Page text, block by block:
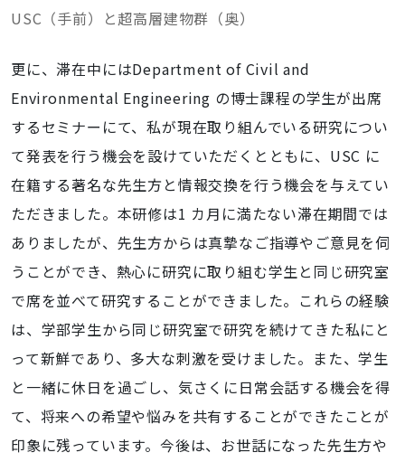
USC（手前）と超高層建物群（奥）
更に、滞在中にはDepartment of Civil and
Environmental Engineering の博士課程の学生が出席
するセミナーにて、私が現在取り組んでいる研究につい
て発表を行う機会を設けていただくとともに、USC に
在籍する著名な先生方と情報交換を行う機会を与えてい
ただきました。本研修は1 カ月に満たない滞在期間では
ありましたが、先生方からは真摯なご指導やご意見を伺
うことができ、熱心に研究に取り組む学生と同じ研究室
で席を並べて研究することができました。これらの経験
は、学部学生から同じ研究室で研究を続けてきた私にと
って新鮮であり、多大な刺激を受けました。また、学生
と一緒に休日を過ごし、気さくに日常会話する機会を得
て、将来への希望や悩みを共有することができたことが
印象に残っています。今後は、お世話になった先生方や